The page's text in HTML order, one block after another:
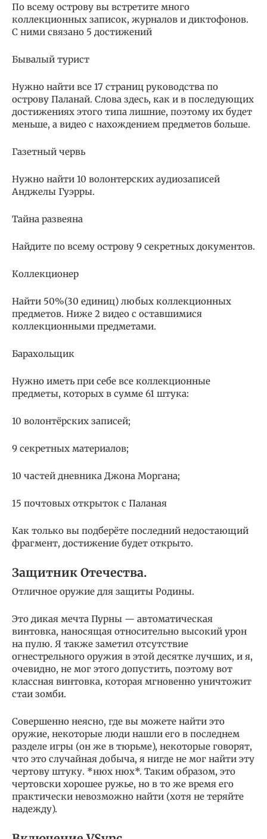
По всему острову вы встретите много
коллекционных записок, журналов и диктофонов.
С ними связано 5 достижений
Бывалый турист
Нужно найти все 17 страниц руководства по
острову Паланай. Слова здесь, как и в последующих
достижениях этого типа лишние, поэтому их будет
меньше, а видео с нахождением предметов больше.
Газетный червь
Нужно найти 10 волонтерских аудиозаписей
Анджелы Гуэрры.
Тайна развеяна
Найдите по всему острову 9 секретных документов.
Коллекционер
Найти 50%(30 единиц) любых коллекционных
предметов. Ниже 2 видео с оставшимися
коллекционными предметами.
Барахольщик
Нужно иметь при себе все коллекционные
предметы, которых в сумме 61 штука:
10 волонтёрских записей;
9 секретных материалов;
10 частей дневника Джона Моргана;
15 почтовых открыток с Паланая
Как только вы подберёте последний недостающий
фрагмент, достижение будет открыто.
Защитник Отечества.
Отличное оружие для защиты Родины.
Это дикая мечта Пурны — автоматическая
винтовка, наносящая относительно высокий урон
на пулю. Я также заметил отсутствие
огнестрельного оружия в этой десятке лучших, и я,
очевидно, не мог этого допустить, поэтому вот
классная винтовка, которая мгновенно уничтожит
стаи зомби.
Совершенно неясно, где вы можете найти это
оружие, некоторые люди нашли его в последнем
разделе игры (он же в тюрьме), некоторые говорят,
что это случайная добыча, я нигде не мог найти эту
чертову штуку. *нюх нюх*. Таким образом, это
чертовски хорошее ружье, но в то же время его
практически невозможно найти (хотя не теряйте
надежду).